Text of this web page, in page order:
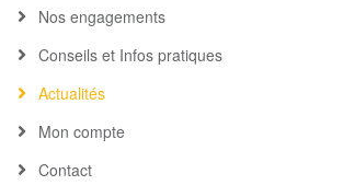
Nos engagements
Conseils et Infos pratiques
Actualités
Mon compte
Contact